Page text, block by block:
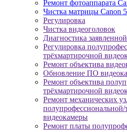
Ремонт фотоаппарата
Чистка матрицы Canon
Регулировка
Чистка видеоголовок
Диагностика
Регулировка
трёхмартирочной
Ремонт объектива
Обновление ПО
Ремонт объектива
трёхмартирочной
Ремонт механических
видеокамеры
Ремонт платы